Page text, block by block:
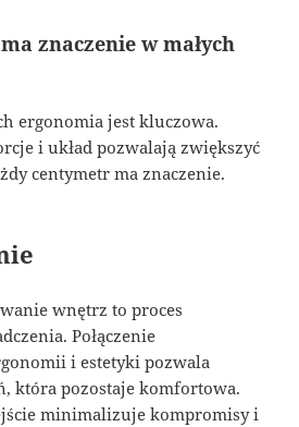
znaczenie w małych
ergonomia jest kluczowa.
i układ pozwalają zwiększyć
centymetr ma znaczenie.
wnętrz to proces
Połączenie
i estetyki pozwala
która pozostaje komfortowa.
minimalizuje kompromisy i